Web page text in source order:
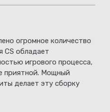
огромное количество
CS обладает
игрового процесса,
приятной. Мощный
делает эту сборку